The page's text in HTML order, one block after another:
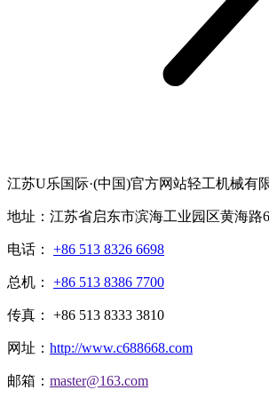
江苏U乐国际·(中国)官方网站轻工机械有
地址：江苏省启东市滨海工业园区黄海路
电话： +86 513 8326 6698
总机： +86 513 8386 7700
传真： +86 513 8333 3810
网址： http://www.c688668.com
邮箱： master@163.com